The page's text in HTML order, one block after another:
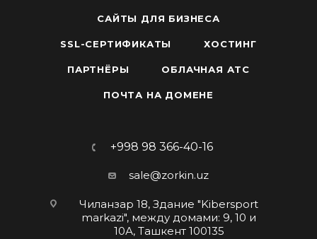
САЙТЫ ДЛЯ БИЗНЕСА
SSL-СЕРТИФИКАТЫ ХОСТИНГ
ПАРТНЁРЫ ОБЛАЧНАЯ АТС
ПОЧТА НА ДОМЕНЕ
+998 98 366-40-16
sale@zorkin.uz
Чиланзар 18, Здание "Kibersport
markazi", между домами: 9, 10 и
10А, Ташкент 100135